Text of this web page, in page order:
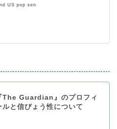
US pop sen
The Guardian』のプロフィ
ルと信ぴょう性について